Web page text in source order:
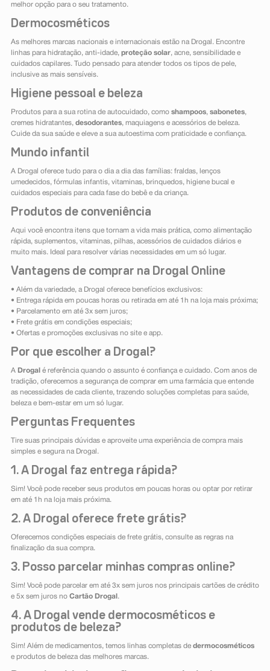
melhor opção para o seu tratamento.
Dermocosméticos
As melhores marcas nacionais e internacionais estão na Drogal. Encontre
linhas para hidratação, anti-idade, proteção solar, acne, sensibilidade e
cuidados capilares. Tudo pensado para atender todos os tipos de pele,
inclusive as mais sensíveis.
Higiene pessoal e beleza
Produtos para a sua rotina de autocuidado, como shampoos, sabonetes,
cremes hidratantes, desodorantes, maquiagens e acessórios de beleza.
Cuide da sua saúde e eleve a sua autoestima com praticidade e confiança.
Mundo infantil
A Drogal oferece tudo para o dia a dia das famílias: fraldas, lenços
umedecidos, fórmulas infantis, vitaminas, brinquedos, higiene bucal e
cuidados especiais para cada fase do bebê e da criança.
Produtos de conveniência
Aqui você encontra itens que tornam a vida mais prática, como alimentação
rápida, suplementos, vitaminas, pilhas, acessórios de cuidados diários e
muito mais. Ideal para resolver várias necessidades em um só lugar.
Vantagens de comprar na Drogal Online
• Além da variedade, a Drogal oferece benefícios exclusivos:
• Entrega rápida em poucas horas ou retirada em até 1h na loja mais próxima;
• Parcelamento em até 3x sem juros;
• Frete grátis em condições especiais;
• Ofertas e promoções exclusivas no site e app.
Por que escolher a Drogal?
A Drogal é referência quando o assunto é confiança e cuidado. Com anos de
tradição, oferecemos a segurança de comprar em uma farmácia que entende
as necessidades de cada cliente, trazendo soluções completas para saúde,
beleza e bem-estar em um só lugar.
Perguntas Frequentes
Tire suas principais dúvidas e aproveite uma experiência de compra mais
simples e segura na Drogal.
1. A Drogal faz entrega rápida?
Sim! Você pode receber seus produtos em poucas horas ou optar por retirar
em até 1h na loja mais próxima.
2. A Drogal oferece frete grátis?
Oferecemos condições especiais de frete grátis, consulte as regras na
finalização da sua compra.
3. Posso parcelar minhas compras online?
Sim! Você pode parcelar em até 3x sem juros nos principais cartões de crédito
e 5x sem juros no Cartão Drogal .
4. A Drogal vende dermocosméticos e
produtos de beleza?
Sim! Além de medicamentos, temos linhas completas de dermocosméticos
e produtos de beleza das melhores marcas.